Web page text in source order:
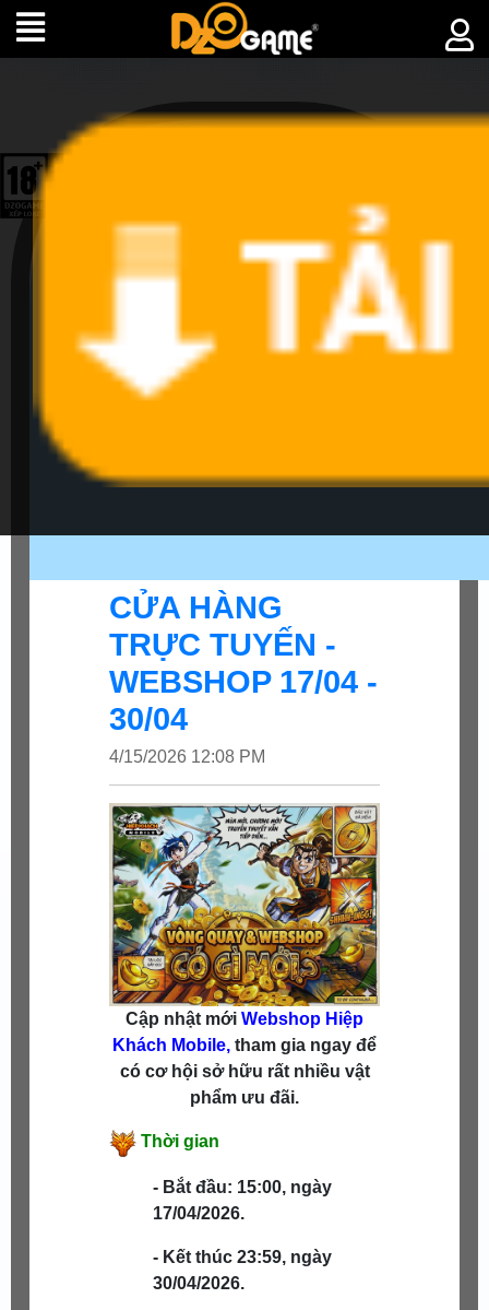
CỬA HÀNG
TRỰC TUYẾN -
WEBSHOP 17/04 -
30/04
4/15/2026 12:08 PM
Cập nhật mới Webshop Hiệp
Khách Mobile, tham gia ngay để
có cơ hội sở hữu rất nhiều vật
phẩm ưu đãi.
Thời gian
- Bắt đầu: 15:00, ngày
17/04/2026.
- Kết thúc 23:59, ngày
30/04/2026.